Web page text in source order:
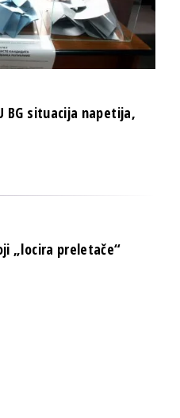
BG situacija napetija,
„locira preletače“